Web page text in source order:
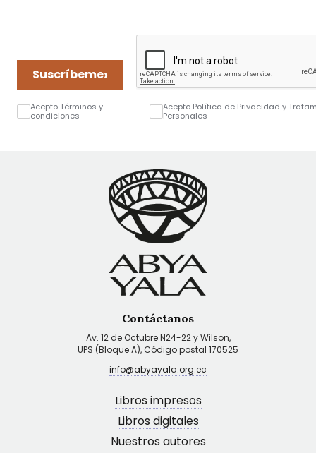
Suscríbeme›
Acepto Términos y
condiciones
Acepto Política de Privacidad y
Personales
Contáctanos
Av. 12 de Octubre N24-22 y Wilson,
UPS (Bloque A), Código postal 170525
info@abyayala.org.ec
Libros impresos
Libros digitales
Nuestros autores